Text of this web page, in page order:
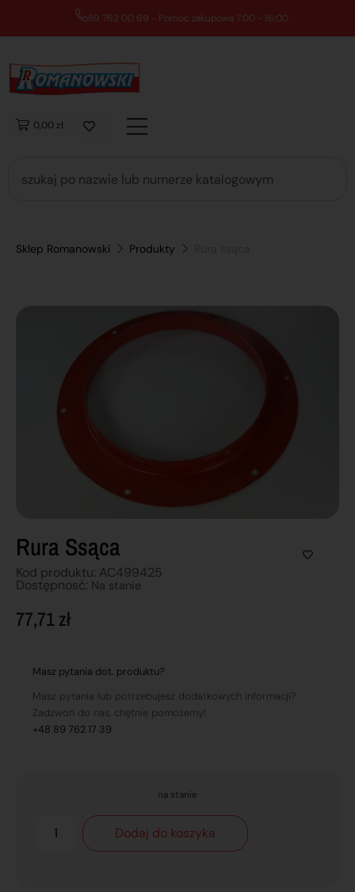
89 762 00 69 - Pomoc zakupowa 7:00 - 16:00
0,00 zł
Sklep Romanowski Produkty
Rura Ssąca
Kod produktu: AC499425
Dostępnosć: Na stanie
77,71zł
Masz pytania dot. produktu?
Masz pytania lub potrzebujesz dodatkowych informacji?
Zadzwoń do nas, chętnie pomożemy!
+48 89 762 17 39
na stanie
Dodaj do koszyka